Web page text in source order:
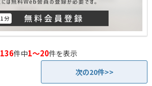
136件中1～20件を表示
次の20件>>